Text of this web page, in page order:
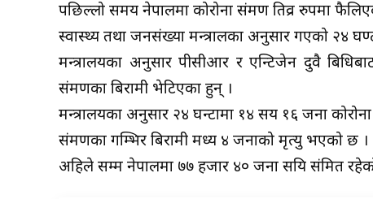
पछिल्लो समय नेपालमा कोरोना संक्रमण तिव्र रुपमा
स्वास्थ्य तथा जनसंख्या मन्त्रालका अनुसार गएको २४
मन्त्रालयका अनुसार पीसीआर र एन्टिजेन दुवै
संक्रमणका बिरामी भेटिएका हुन् ।
मन्त्रालयका अनुसार २४ घन्टामा १४ सय १६ जना
संक्रमणका गम्भिर बिरामी मध्य ४ जनाको मृत्यु भएको छ ।
अहिले सम्म नेपालमा ७७ हजार ४० जना सक्रिय संक्रमित